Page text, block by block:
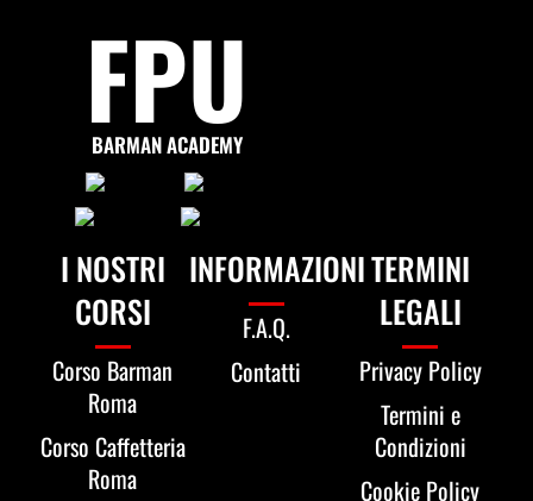
FPU
BARMAN ACADEMY
I NOSTRI
CORSI
Corso Barman
Roma
Corso Caffetteria
Roma
INFORMAZIONI
F.A.Q.
Contatti
TERMINI
LEGALI
Privacy Policy
Termini e
Condizioni
Cookie Policy